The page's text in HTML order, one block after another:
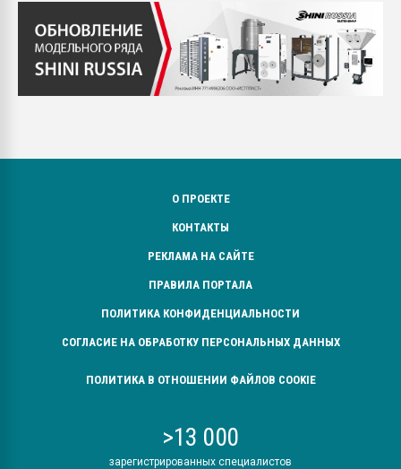
О ПРОЕКТЕ
КОНТАКТЫ
РЕКЛАМА НА САЙТЕ
ПРАВИЛА ПОРТАЛА
ПОЛИТИКА КОНФИДЕНЦИАЛЬНОСТИ
СОГЛАСИЕ НА ОБРАБОТКУ ПЕРСОНАЛЬНЫХ ДАННЫХ
ПОЛИТИКА В ОТНОШЕНИИ ФАЙЛОВ COOKIE
>13 000
зарегистрированных специалистов